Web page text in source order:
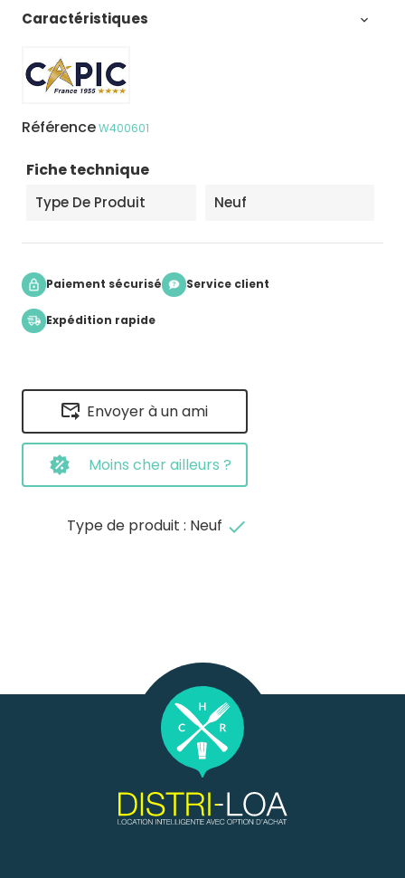
Envoyer à un ami
Moins cher ailleurs ?
Type de produit : Neuf done
Caractéristiques 
RéférenceW400601
Fiche technique
Type De Produit Neuf
Paiement sécurisé Service client
Expédition rapide